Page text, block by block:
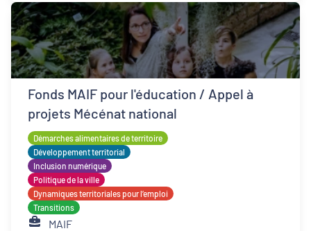
Fonds MAIF pour l'éducation / Appel à
projets Mécénat national
Démarches alimentaires de territoire
Développement territorial
Inclusion numérique
Politique de la ville
Dynamiques territoriales pour l’emploi
Transitions
MAIF